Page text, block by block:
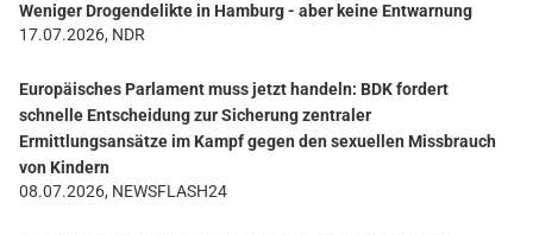
Weniger Drogendelikte in Hamburg - aber keine Entwarnung
17.07.2026, NDR
Europäisches Parlament muss jetzt handeln: BDK fordert
schnelle Entscheidung zur Sicherung zentraler
Ermittlungsansätze im Kampf gegen den sexuellen Missbrauch
von Kindern
08.07.2026, NEWSFLASH24